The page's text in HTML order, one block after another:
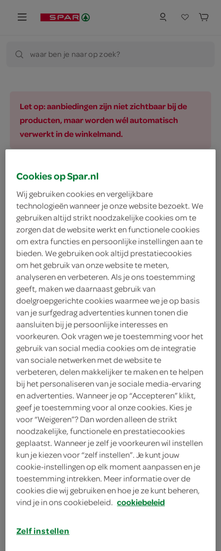
waar ben je naar op zoek?
Let op: aanbiedingen zijn niet zichtbaar bij de
producten, maar worden wél automatisch
verwerkt in de winkelmand.
vegetarisch
filter (2)
Rivella original
2.79 kies je SPAR
Rivella original
1.5 Liter
3.39 kies je SPAR
Rivella original
500 Milliliter
2.09 kies je SPAR
Rivella cranberry
Cookies op Spar.nl
Wij gebruiken cookies en vergelijkbare
technologieën wanneer je onze website bezoekt. We
gebruiken altijd strikt noodzakelijke cookies om te
zorgen dat de website werkt en functionele cookies
om extra functies en persoonlijke instellingen aan te
bieden. We gebruiken ook altijd prestatiecookies
om het gebruik van onze website te meten,
analyseren en verbeteren. Als je ons toestemming
geeft, maken we daarnaast gebruik van
doelgroepgerichte cookies waarmee we je op basis
van je surfgedrag advertenties kunnen tonen die
aansluiten bij je persoonlijke interesses en
voorkeuren. Ook vragen we je toestemming voor het
gebruik van social media cookies om de integratie
van sociale netwerken met de website te
verbeteren, delen makkelijker te maken en te helpen
bij het personaliseren van je sociale media-ervaring
en advertenties. Wanneer je op “Accepteren” klikt,
geef je toestemming voor al onze cookies. Kies je
voor “Weigeren”? Dan worden alleen de strikt
noodzakelijke, functionele en prestatiecookies
geplaatst. Wanneer je zelf je voorkeuren wil instellen
kun je kiezen voor “zelf instellen”. Je kunt jouw
cookie-instellingen op elk moment aanpassen en je
toestemming intrekken. Meer informatie over de
cookies die wij gebruiken en hoe je ze kunt beheren,
vind je in ons cookiebeleid. cookiebeleid
Zelf instellen